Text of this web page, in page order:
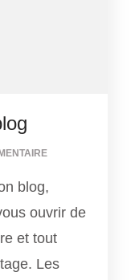
SYLIANE
BLOG
blog,
ouvrir de
et tout
Les